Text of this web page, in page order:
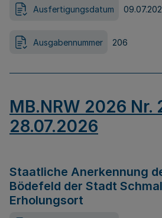
Ausfertigungsdatum
Ausgabennummer 206
MB.NRW 2026 Nr.
28.07.2026
Staatliche Anerkennung
Bödefeld der Stadt
Erholungsort